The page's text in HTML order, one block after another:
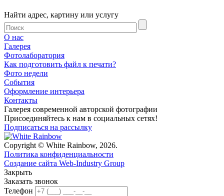
Найти адрес, картину или услугу
О нас
Галерея
Фотолаборатория
Как подготовить файл к печати?
Фото недели
События
Оформление интерьера
Контакты
Галерея современной авторской фотографии
Присоединяйтесь к нам в социальных сетях!
Подписаться на рассылку
Copyright © White Rainbow, 2026.
Политика конфиденциальности
Создание сайта Web-Industry Group
Закрыть
Заказать звонок
Телефон